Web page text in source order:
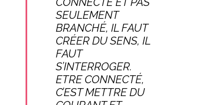
SEULEMENT
BRANCHÉ, IL FAUT
CRÉER DU SENS, IL
FAUT
S’INTERROGER.
ETRE CONNECTÉ,
C’EST METTRE DU